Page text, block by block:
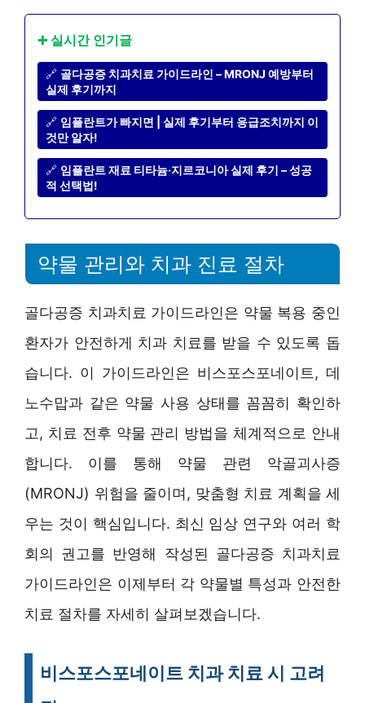
➕ 실시간 인기글
🔗 골다공증 치과치료 가이드라인 – MRONJ 예방부터
실제 후기까지
🔗 임플란트가 빠지면 | 실제 후기부터 응급조치까지 이
것만 알자!
🔗 임플란트 재료 티타늄·지르코니아 실제 후기 – 성공
적 선택법!
약물 관리와 치과 진료 절차
골다공증 치과치료 가이드라인은 약물 복용 중인
환자가 안전하게 치과 치료를 받을 수 있도록 돕
습니다. 이 가이드라인은 비스포스포네이트, 데
노수맙과 같은 약물 사용 상태를 꼼꼼히 확인하
고, 치료 전후 약물 관리 방법을 체계적으로 안내
합니다. 이를 통해 약물 관련 악골괴사증
(MRONJ) 위험을 줄이며, 맞춤형 치료 계획을 세
우는 것이 핵심입니다. 최신 임상 연구와 여러 학
회의 권고를 반영해 작성된 골다공증 치과치료
가이드라인은 이제부터 각 약물별 특성과 안전한
치료 절차를 자세히 살펴보겠습니다.
비스포스포네이트 치과 치료 시 고려